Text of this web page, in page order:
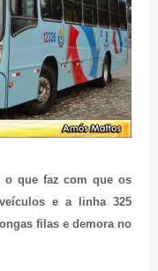
o que faz com que os
e a linha 325
filas e demora no